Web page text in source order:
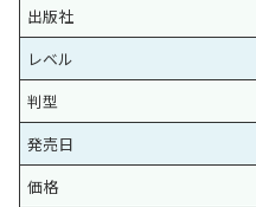
出版社
レベル
判型
発売日
価格